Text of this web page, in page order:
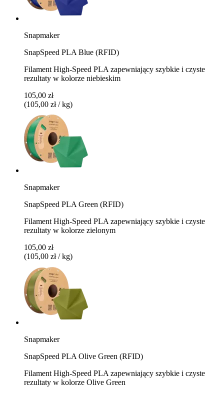
Snapmaker
SnapSpeed PLA Blue (RFID)
Filament High-Speed PLA zapewniający szybkie i czyste
rezultaty w kolorze niebieskim
105,00 zł
(105,00 zł / kg)
Snapmaker
SnapSpeed PLA Green (RFID)
Filament High-Speed PLA zapewniający szybkie i czyste
rezultaty w kolorze zielonym
105,00 zł
(105,00 zł / kg)
Snapmaker
SnapSpeed PLA Olive Green (RFID)
Filament High-Speed PLA zapewniający szybkie i czyste
rezultaty w kolorze Olive Green